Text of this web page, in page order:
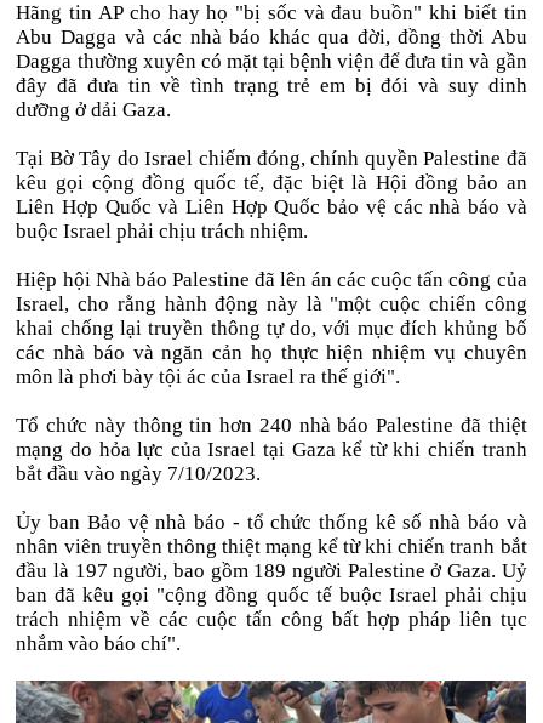
Hãng tin AP cho hay họ "bị sốc và đau buồn" khi biết tin
Abu Dagga và các nhà báo khác qua đời, đồng thời Abu
Dagga thường xuyên có mặt tại bệnh viện để đưa tin và gần
đây đã đưa tin về tình trạng trẻ em bị đói và suy dinh
dưỡng ở dải Gaza.
Tại Bờ Tây do Israel chiếm đóng, chính quyền Palestine đã
kêu gọi cộng đồng quốc tế, đặc biệt là Hội đồng bảo an
Liên Hợp Quốc và Liên Hợp Quốc bảo vệ các nhà báo và
buộc Israel phải chịu trách nhiệm.
Hiệp hội Nhà báo Palestine đã lên án các cuộc tấn công của
Israel, cho rằng hành động này là "một cuộc chiến công
khai chống lại truyền thông tự do, với mục đích khủng bố
các nhà báo và ngăn cản họ thực hiện nhiệm vụ chuyên
môn là phơi bày tội ác của Israel ra thế giới".
Tổ chức này thông tin hơn 240 nhà báo Palestine đã thiệt
mạng do hỏa lực của Israel tại Gaza kể từ khi chiến tranh
bắt đầu vào ngày 7/10/2023.
Ủy ban Bảo vệ nhà báo - tổ chức thống kê số nhà báo và
nhân viên truyền thông thiệt mạng kể từ khi chiến tranh bắt
đầu là 197 người, bao gồm 189 người Palestine ở Gaza. Uỷ
ban đã kêu gọi "cộng đồng quốc tế buộc Israel phải chịu
trách nhiệm về các cuộc tấn công bất hợp pháp liên tục
nhắm vào báo chí".